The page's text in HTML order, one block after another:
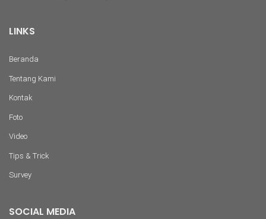
LINKS
Beranda
Tentang Kami
Kontak
Foto
Video
Tips & Trick
Survey
SOCIAL MEDIA